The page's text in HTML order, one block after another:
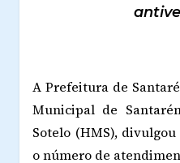
A Prefeitura de
Municipal de
Sotelo (HMS),
o número de